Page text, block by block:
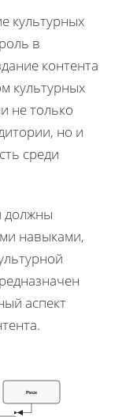
культурных
в
контента
культурных
не только
но и
среди
должны
навыками,
аспект
Риск